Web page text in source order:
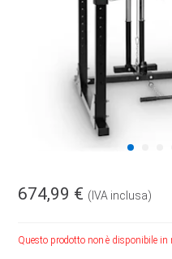
674,99 € (IVA inclusa)
Questo prodotto non è disponibile in